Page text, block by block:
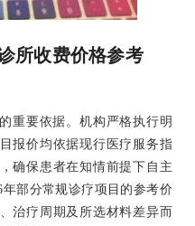
所收费价格参考
重要依据。机构严格执行明
报价均依据现行医疗服务指
确保患者在知情前提下自主
年部分常规诊疗项目的参考价
治疗周期及所选材料差异而